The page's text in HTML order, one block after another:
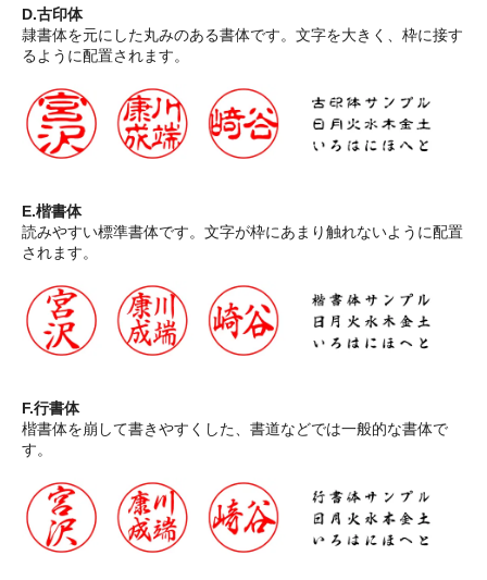
D.古印体
隷書体を元にした丸みのある書体です。文字を大きく、枠に接す
るように配置されます。
E.楷書体
読みやすい標準書体です。文字が枠にあまり触れないように配置
されます。
F.行書体
楷書体を崩して書きやすくした、書道などでは一般的な書体で
す。